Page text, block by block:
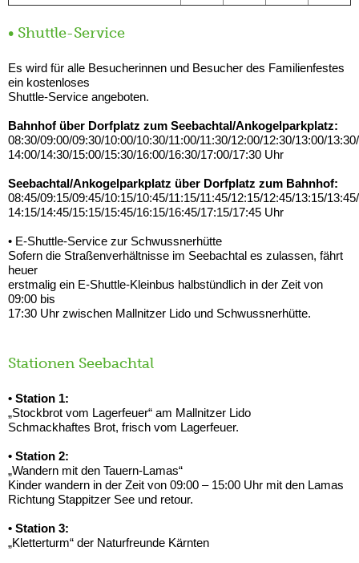
• Shuttle-Service
Es wird für alle Besucherinnen und Besucher des Familienfestes
ein kostenloses
Shuttle-Service angeboten.
Bahnhof über Dorfplatz zum Seebachtal/Ankogelparkplatz:
08:30/09:00/09:30/10:00/10:30/11:00/11:30/12:00/12:30/13:00/13:30/
14:00/14:30/15:00/15:30/16:00/16:30/17:00/17:30 Uhr
Seebachtal/Ankogelparkplatz über Dorfplatz zum Bahnhof:
08:45/09:15/09:45/10:15/10:45/11:15/11:45/12:15/12:45/13:15/13:45/
14:15/14:45/15:15/15:45/16:15/16:45/17:15/17:45 Uhr
• E-Shuttle-Service zur Schwussnerhütte
Sofern die Straßenverhältnisse im Seebachtal es zulassen, fährt
heuer
erstmalig ein E-Shuttle-Kleinbus halbstündlich in der Zeit von
09:00 bis
17:30 Uhr zwischen Mallnitzer Lido und Schwussnerhütte.
Stationen Seebachtal
• Station 1:
„Stockbrot vom Lagerfeuer“ am Mallnitzer Lido
Schmackhaftes Brot, frisch vom Lagerfeuer.
• Station 2:
„Wandern mit den Tauern-Lamas“
Kinder wandern in der Zeit von 09:00 – 15:00 Uhr mit den Lamas
Richtung Stappitzer See und retour.
• Station 3:
„Kletterturm“ der Naturfreunde Kärnten